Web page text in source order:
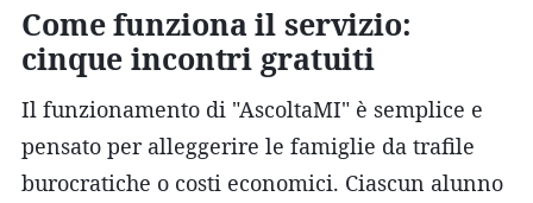
Come funziona il servizio:
cinque incontri gratuiti
Il funzionamento di "AscoltaMI" è semplice e
pensato per alleggerire le famiglie da trafile
burocratiche o costi economici. Ciascun alunno